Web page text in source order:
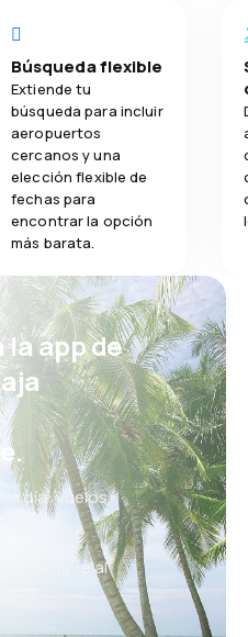
Búsqueda flexible
Extiende tu
búsqueda para incluir
aeropuertos
cercanos y una
elección flexible de
fechas para
encontrar la opción
más barata.
la app de
día: vuelos,
reservas
siempre al